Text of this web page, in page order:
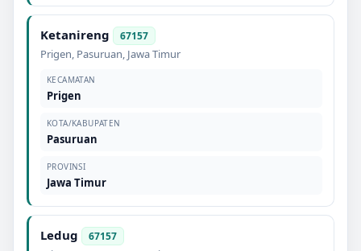
Ketanireng 67157
Prigen, Pasuruan, Jawa Timur
KECAMATAN
Prigen
KOTA/KABUPATEN
Pasuruan
PROVINSI
Jawa Timur
Ledug 67157